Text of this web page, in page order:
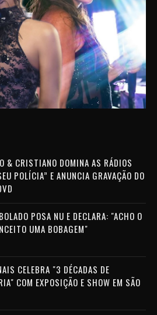
& CRISTIANO DOMINA AS RÁDIOS
POLÍCIA” E ANUNCIA GRAVAÇÃO DO
POSA NU E DECLARA: "ACHO O
UMA BOBAGEM"
CELEBRA "3 DÉCADAS DE
COM EXPOSIÇÃO E SHOW EM SÃO